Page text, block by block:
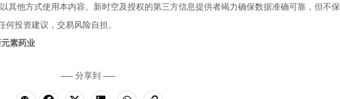
其他方式使用本内容。新时空及授权的第三方信息提供者竭力确保数据准确可靠，但不保
投资建议，交易风险自担。
元素药业
分享到